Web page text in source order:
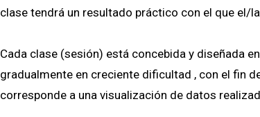
clase tendrá un resultado práctico con el que el/
Cada clase (sesión) está concebida y diseñada
gradualmente en creciente dificultad , con el fin
corresponde a una visualización de datos